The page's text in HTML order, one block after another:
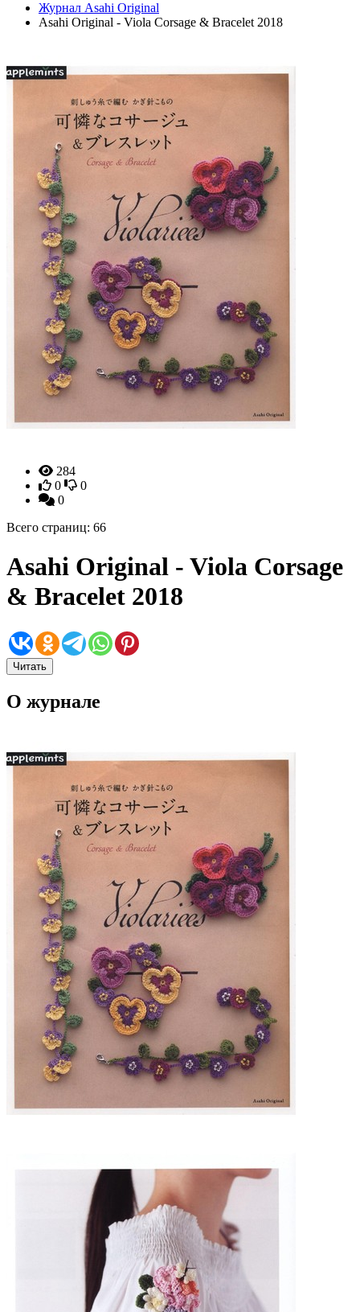
Журнал Asahi Original
Asahi Original - Viola Corsage & Bracelet 2018
284
0
0
0
Всего страниц: 66
Asahi Original - Viola Corsage
& Bracelet 2018
Читать
О журнале